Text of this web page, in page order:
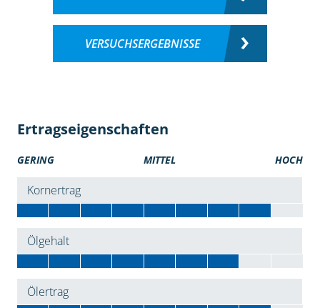
VERSUCHSERGEBNISSE
Ertragseigenschaften
GERING MITTEL HOCH
Kornertrag
Ölgehalt
Ölertrag